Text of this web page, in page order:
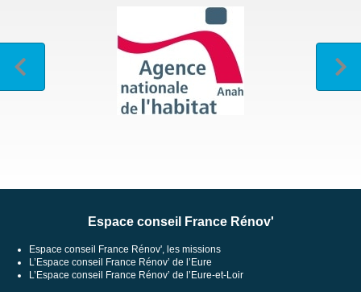
Espace conseil France Rénov'
Espace conseil France Rénov', les missions
L’Espace conseil France Rénov’ de l’Eure
L’Espace conseil France Rénov’ de l’Eure-et-Loir